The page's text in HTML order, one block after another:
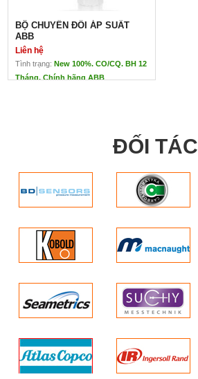
BỘ CHUYỂN ĐỔI ÁP SUẤT
ABB
Liên hệ
Tình trạng: New 100%. CO/CQ. BH 12
Tháng. Chính hãng ABB
1- Ưu Điểm của bộ chuyển đổi :
cho nhiều yêu cầu
– Đo lường được thực hiện dễ dàng
– Độ chính xác cao : 0,04% (tùy chọn
– Công nghệ cảm biến kỹ thuật số
– Tỷ lệ chuyển đổi lớn lên tới 100: 1
– Tối ưu hóa hiệu suất và độ ổn định
: Độ ổn định 10 năm,
hiệu suất : 0,15% URL
LCD,
– Công nghệ khóa TTG mới: Cho
phép cài đặt cục bộ nhanh chóng và
dễ
– Chứng nhận IEC 61508 : Dành cho
ứng dụng SIL2 (1oo1) và SIL3
(1oo2)
– Tuân thủ đầy đủ Chỉ thị về Thiết bị
ĐỐI TÁC